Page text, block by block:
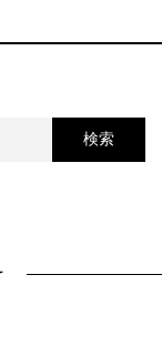
検索